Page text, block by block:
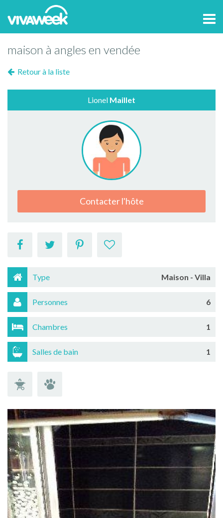
maison à angles en vendée
Retour à la liste
Lionel Maillet
Contacter l'hôte
Type Maison - Villa
Personnes 6
Chambres 1
Salles de bain 1